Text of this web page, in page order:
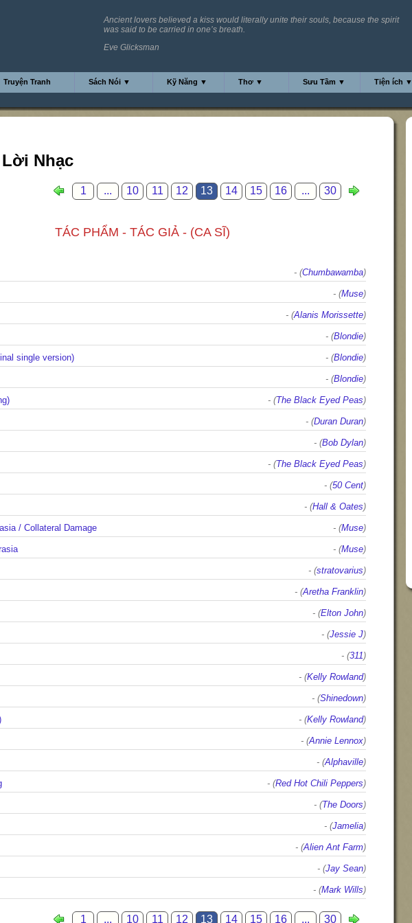
Ancient lovers believed a kiss would literally unite their souls, because the spirit
was said to be carried in one’s breath.
Eve Glicksman
Truyện Tranh Sách Nói ▼ Kỹ Năng ▼ Thơ ▼ Sưu Tầm ▼ Tiện ích ▼
Nhạc
1 ... 10 11 12 13 14 15 16 ... 30
TÁC PHẨM - TÁC GIẢ - (CA SĨ)
- (Chumbawamba)
- (Muse)
- (Alanis Morissette)
- (Blondie)
single version) - (Blondie)
- (Blondie)
- (The Black Eyed Peas)
- (Duran Duran)
- (Bob Dylan)
- (The Black Eyed Peas)
- (50 Cent)
- (Hall & Oates)
/ Collateral Damage - (Muse)
- (Muse)
- (stratovarius)
- (Aretha Franklin)
- (Elton John)
- (Jessie J)
- (311)
- (Kelly Rowland)
- (Shinedown)
- (Kelly Rowland)
- (Annie Lennox)
- (Alphaville)
- (Red Hot Chili Peppers)
- (The Doors)
- (Jamelia)
- (Alien Ant Farm)
- (Jay Sean)
- (Mark Wills)
1 ... 10 11 12 13 14 15 16 ... 30